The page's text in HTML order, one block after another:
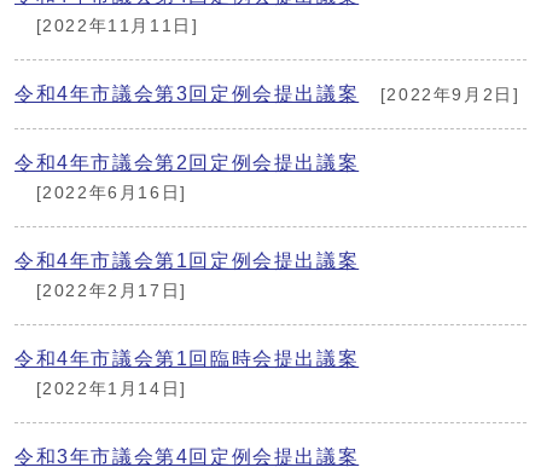
[2022年11月11日]
令和4年市議会第3回定例会提出議案 [2022年9月2日]
令和4年市議会第2回定例会提出議案
[2022年6月16日]
令和4年市議会第1回定例会提出議案
[2022年2月17日]
令和4年市議会第1回臨時会提出議案
[2022年1月14日]
令和3年市議会第4回定例会提出議案